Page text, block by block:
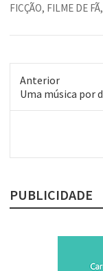
FICÇÃO, FILME DE FÃ,
Anterior
Post
Uma música por
PUBLICIDADE